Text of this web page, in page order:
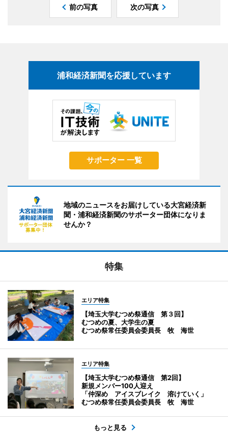
前の写真 次の写真
浦和経済新聞を応援しています
サポーター 一覧
地域のニュースをお届けしている大宮経済新
聞・浦和経済新聞のサポーター団体になりま
せんか？
特集
エリア特集
【埼玉大学むつめ祭通信 第３回】
むつめの夏、大学生の夏
むつめ祭常任委員会委員長 牧 海世
エリア特集
【埼玉大学むつめ祭通信 第2回】
新規メンバー100人迎え
「仲深め アイスブレイク 溶けていく」
むつめ祭常任委員会委員長 牧 海世
もっと見る